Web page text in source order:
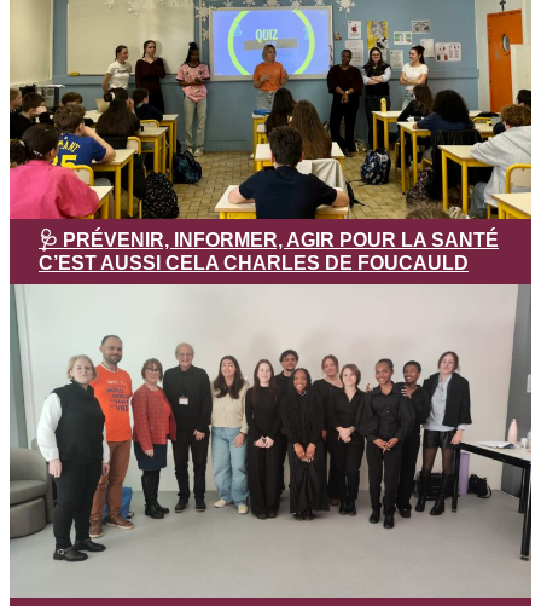
🩺 PRÉVENIR, INFORMER, AGIR POUR LA SANTÉ
C’EST AUSSI CELA CHARLES DE FOUCAULD